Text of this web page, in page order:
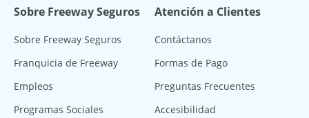
Sobre Freeway Seguros
Sobre Freeway Seguros
Franquicia de Freeway
Empleos
Programas Sociales
Atención a Clientes
Contáctanos
Formas de Pago
Preguntas Frecuentes
Accesibilidad